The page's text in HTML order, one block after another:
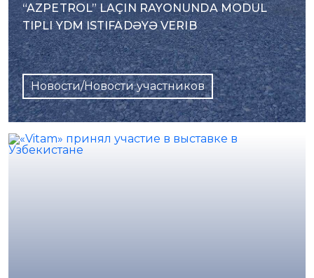
“AZPETROL” LAÇIN RAYONUNDA MODUL
TIPLI YDM ISTIFADƏYƏ VERIB
Новости/Новости участников